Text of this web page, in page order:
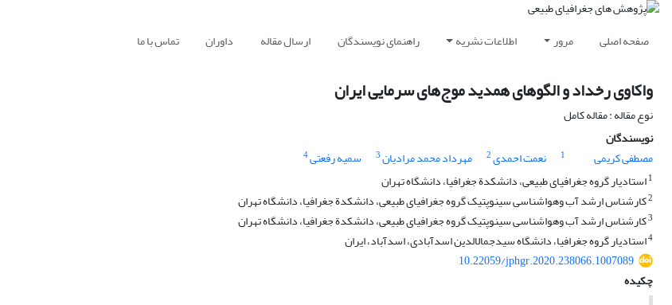
صفحه اصلی مرور اطلاعات نشریه راهنمای نویسندگان ارسال مقاله داوران تماس با ما
واکاوی رخداد و الگوهای همدید موج‌های سرمایی ایران
نوع مقاله : مقاله کامل
نویسندگان
مصطفی کریمی
1 نعمت احمدی2 مهرداد محمد مرادیان3 سمیه رفعتی4
1استادیار گروه جغرافیای طبیعی، دانشکدة جغرافیا، دانشگاه تهران
2کارشناس ‏‏ارشد آب‏ وهواشناسی سینوپتیک گروه جغرافیای طبیعی، دانشکدة جغرافیا، دانشگاه تهران
3کارشناس ‏ارشد آب ‏وهواشناسی سینوپتیک گروه جغرافیای طبیعی، دانشکدة جغرافیا، دانشگاه تهران
4استادیار گروه جغرافیا، دانشگاه سیدجمال‎الدین اسدآبادی، اسدآباد، ایران
10.22059/jphgr.2020.238066.1007089
چکیده